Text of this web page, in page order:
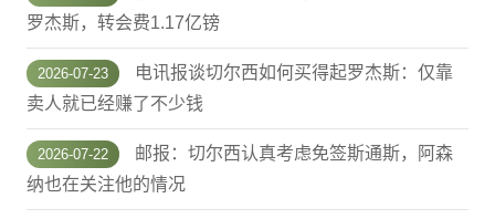
罗杰斯，转会费1.17亿镑
2026-07-23
电讯报谈切尔西如何买得起罗杰斯：仅靠
卖人就已经赚了不少钱
2026-07-22
邮报：切尔西认真考虑免签斯通斯，阿森
纳也在关注他的情况